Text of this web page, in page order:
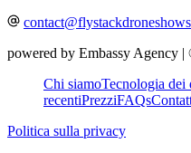
powered by Embassy Agency |
Chi siamoTecnologia dei
recentiPrezziFAQs
Politica sulla privacy